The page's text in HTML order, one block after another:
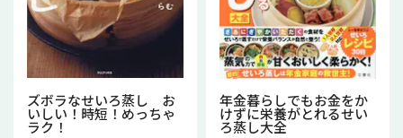
ズボラなせいろ蒸し お
いしい！時短！めっちゃ
ラク！
年金暮らしでもお金をか
けずに栄養がとれるせい
ろ蒸し大全